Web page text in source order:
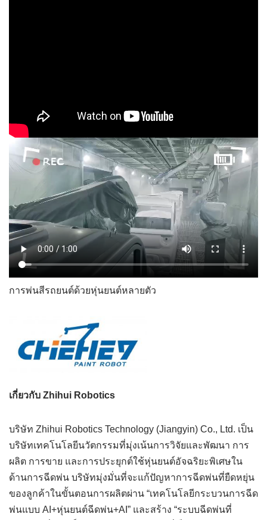
การพ่นสีรถยนต์ด้วยหุ่นยนต์หลายตัว
เกี่ยวกับ Zhihui Robotics
บริษัท Zhihui Robotics Technology (Jiangyin) Co., Ltd. เป็น
บริษัทเทคโนโลยีนวัตกรรมที่มุ่งเน้นการวิจัยและพัฒนา การ
ผลิต การขาย และการประยุกต์ใช้หุ่นยนต์อัจฉริยะพิเศษใน
ด้านการฉีดพ่น บริษัทมุ่งมั่นที่จะแก้ปัญหาการฉีดพ่นที่ยืดหยุ่น
ของลูกค้าในขั้นตอนการผลิตผ่าน “เทคโนโลยีกระบวนการฉีด
พ่นแบบ AI+หุ่นยนต์ฉีดพ่น+AI” และสร้าง “ระบบฉีดพ่นที่